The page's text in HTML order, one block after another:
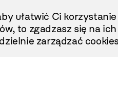
ułatwić Ci
to zgadzasz się na
zarządzać